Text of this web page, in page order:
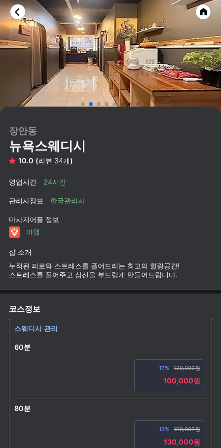
장안동
뉴욕스웨디시
10.0 (리뷰 34개)
영업시간 24시간
관리사정보 한국관리사
마사지어플 정보
마맵
샵 소개
누적된 피로와 스트레스를 풀어드리는 최고의 힐링공간!
스트레스를 풀어주고 심신을 부드럽게 만들어드립니다.
코스정보
스웨디시 관리
60분
17% 120,000원
100,000원
80분
13% 150,000원
130,000원